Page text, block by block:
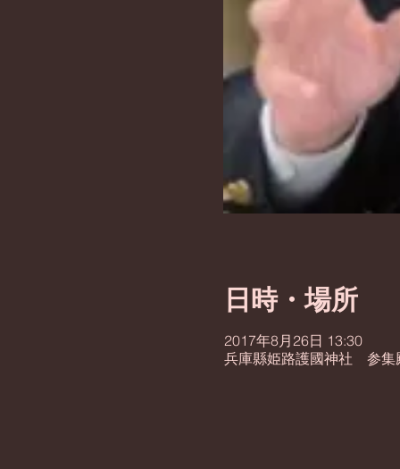
日時・場所
2017年8月26日 13:30
兵庫縣姫路護國神社 参集